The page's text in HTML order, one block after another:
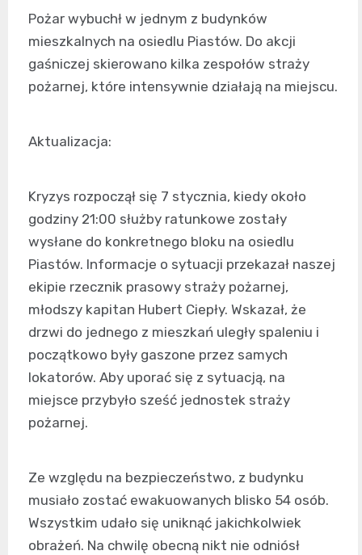
Pożar wybuchł w jednym z budynków
mieszkalnych na osiedlu Piastów. Do akcji
gaśniczej skierowano kilka zespołów straży
pożarnej, które intensywnie działają na miejscu.
Aktualizacja:
Kryzys rozpoczął się 7 stycznia, kiedy około
godziny 21:00 służby ratunkowe zostały
wysłane do konkretnego bloku na osiedlu
Piastów. Informacje o sytuacji przekazał naszej
ekipie rzecznik prasowy straży pożarnej,
młodszy kapitan Hubert Ciepły. Wskazał, że
drzwi do jednego z mieszkań uległy spaleniu i
początkowo były gaszone przez samych
lokatorów. Aby uporać się z sytuacją, na
miejsce przybyło sześć jednostek straży
pożarnej.
Ze względu na bezpieczeństwo, z budynku
musiało zostać ewakuowanych blisko 54 osób.
Wszystkim udało się uniknąć jakichkolwiek
obrażeń. Na chwilę obecną nikt nie odniósł